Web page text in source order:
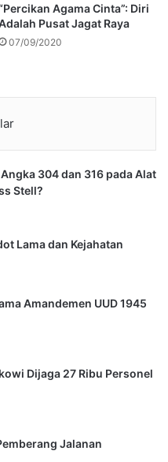
Agama Cinta”: Diri
Pusat Jagat Raya
07/09/2020
304 dan 316 pada Alat
Stell?
Lama dan Kejahatan
Amandemen UUD 1945
Dijaga 27 Ribu Personel
Jalanan